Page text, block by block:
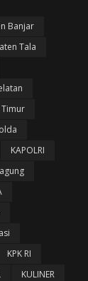
Banjar
Tala
KAPOLRI
KPK RI
KULINER